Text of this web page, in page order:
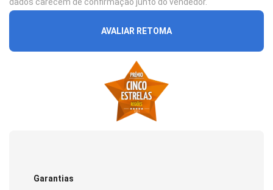
dados carecem de confirmação junto do vendedor.
AVALIAR RETOMA
Garantias